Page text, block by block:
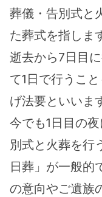
葬儀・告別式と
た葬式を指しま
逝去から7日目
て1日で行うこ
げ法要といいま
今でも1日目の
別式と火葬を行
日葬」が一般的
の意向やご遺族